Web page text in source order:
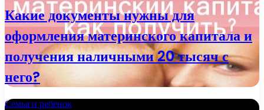
Какие документы нужны для
оформления материнского капитала и
получения наличными 20 тысяч с
него?
Семья и ребенок